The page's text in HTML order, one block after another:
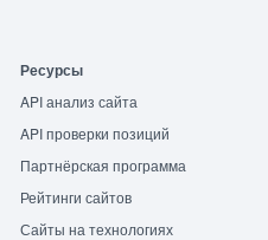
Ресурсы
API анализ сайта
API проверки позиций
Партнёрская программа
Рейтинги сайтов
Сайты на технологиях